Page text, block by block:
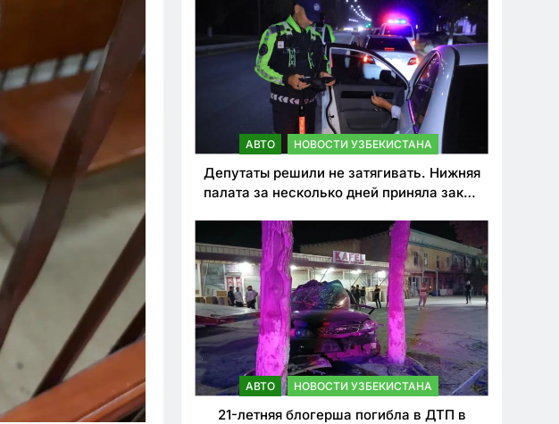
АВТО НОВОСТИ УЗБЕКИСТАНА
Депутаты решили не затягивать. Нижняя
палата за несколько дней приняла закон
нарушителей ПДД
АВТО НОВОСТИ УЗБЕКИСТАНА
21-летняя блогерша погибла в ДТП в